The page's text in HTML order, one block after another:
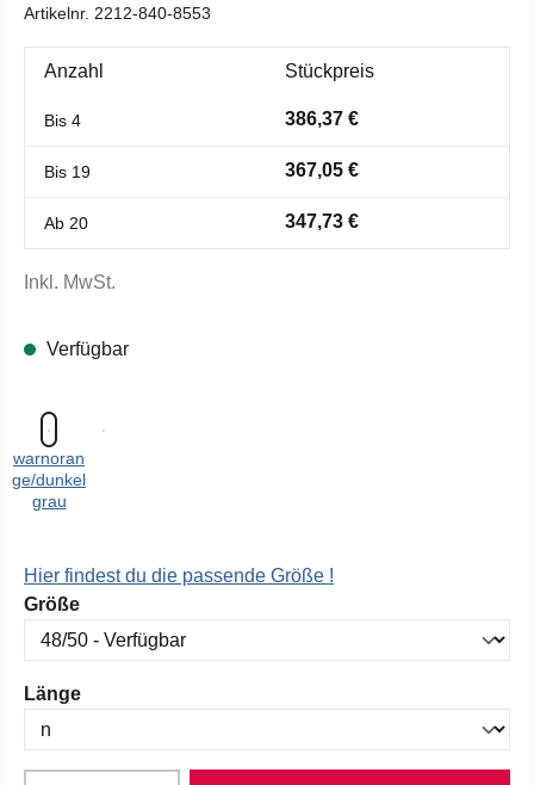
Artikelnr. 2212-840-8553
Anzahl Stückpreis
Bis 4 386,37 €
Bis 19 367,05 €
Ab 20 347,73 €
Inkl. MwSt.
Verfügbar
warnoran
ge/dunkel
grau
Hier findest du die passende Größe !
Größeauswählen
Längeauswählen